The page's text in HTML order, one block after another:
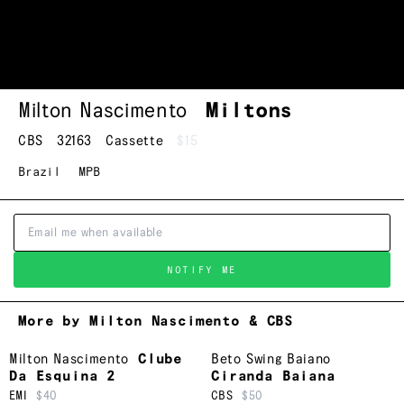
Milton Nascimento Miltons
CBS 32163 Cassette $15
Brazil MPB
NOTIFY ME
More by Milton Nascimento & CBS
Milton Nascimento
Clube
Da Esquina 2
EMI $40
Beto Swing Baiano
Ciranda Baiana
CBS $50